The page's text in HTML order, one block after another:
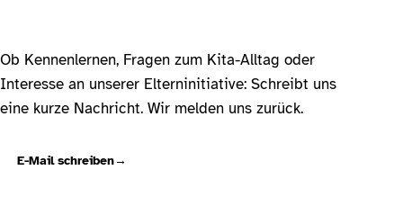
Ob Kennenlernen, Fragen zum Kita-Alltag oder
Interesse an unserer Elterninitiative: Schreibt uns
eine kurze Nachricht. Wir melden uns zurück.
E-Mail schreiben→